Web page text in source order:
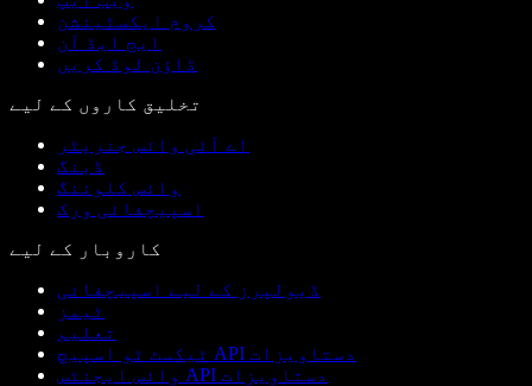
کروم ایکسٹینشن
ایج ایڈ آن
ڈاؤن لوڈ کریں
تخلیق کاروں کے لیے
اے آئی وائس جنریٹر
ڈبنگ
وائس کلوننگ
اسپیچفائی ورک
کاروبار کے لیے
ڈیولپرز کے لیے اسپیچفائی
ٹیمز
تعلیم
ٹیکسٹ ٹو اسپیچ API دستاویزات
وائس ایجنٹس API دستاویزات